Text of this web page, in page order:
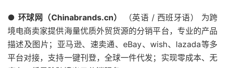
● 环球网（Chinabrands.cn）
（英语 / 西班牙语） 为跨
境电商卖家提供海量优质外贸货源的分销平台，专业的产品
描述及图片；亚马逊、速卖通、eBay、wish、lazada等多
平台对接，支持一键刊登，全球一件代发；实现零成本、无